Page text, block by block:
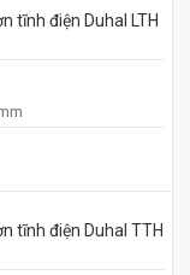
tĩnh điện Duhal LTH
tĩnh điện Duhal TTH